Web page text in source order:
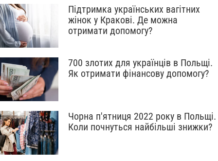
Підтримка українських вагітних
жінок у Кракові. Де можна
отримати допомогу?
700 злотих для українців в Польщі.
Як отримати фінансову допомогу?
Чорна п'ятниця 2022 року в Польщі.
Коли почнуться найбільші знижки?